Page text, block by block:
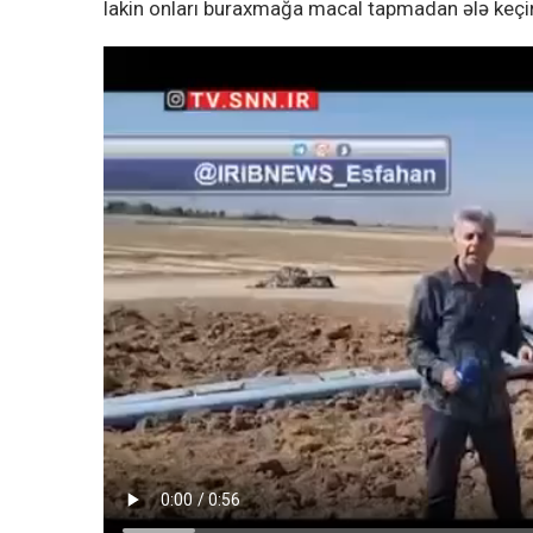
lakin onları buraxmağa macal tapmadan ələ